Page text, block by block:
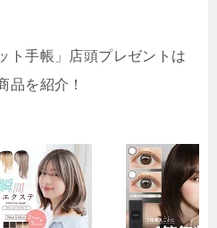
ト手帳」店頭プレゼントは
品を紹介！